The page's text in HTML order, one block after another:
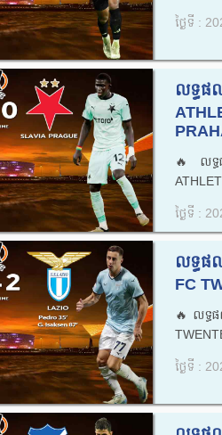
ថ្ងៃទី :
លទ្ធផ
🔥លទ្ធ
ថ្ងៃទី :
លទ្ធផ
FC
🔥លទ្ធ
ថ្ងៃទី :